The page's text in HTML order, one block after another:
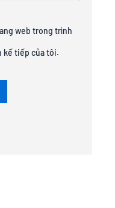
web trong trình
kế tiếp của tôi.